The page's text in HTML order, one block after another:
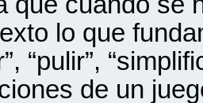
lo que
“pulir”,
de un